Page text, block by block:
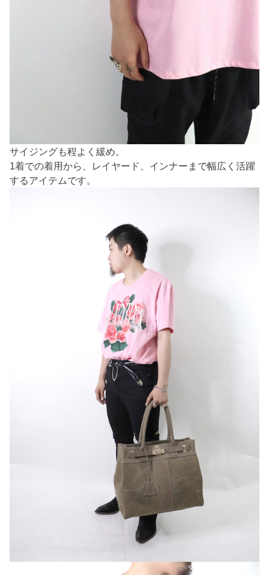
サイジングも程よく緩め。
1着での着用から、レイヤード、インナーまで幅広く活躍
するアイテムです。